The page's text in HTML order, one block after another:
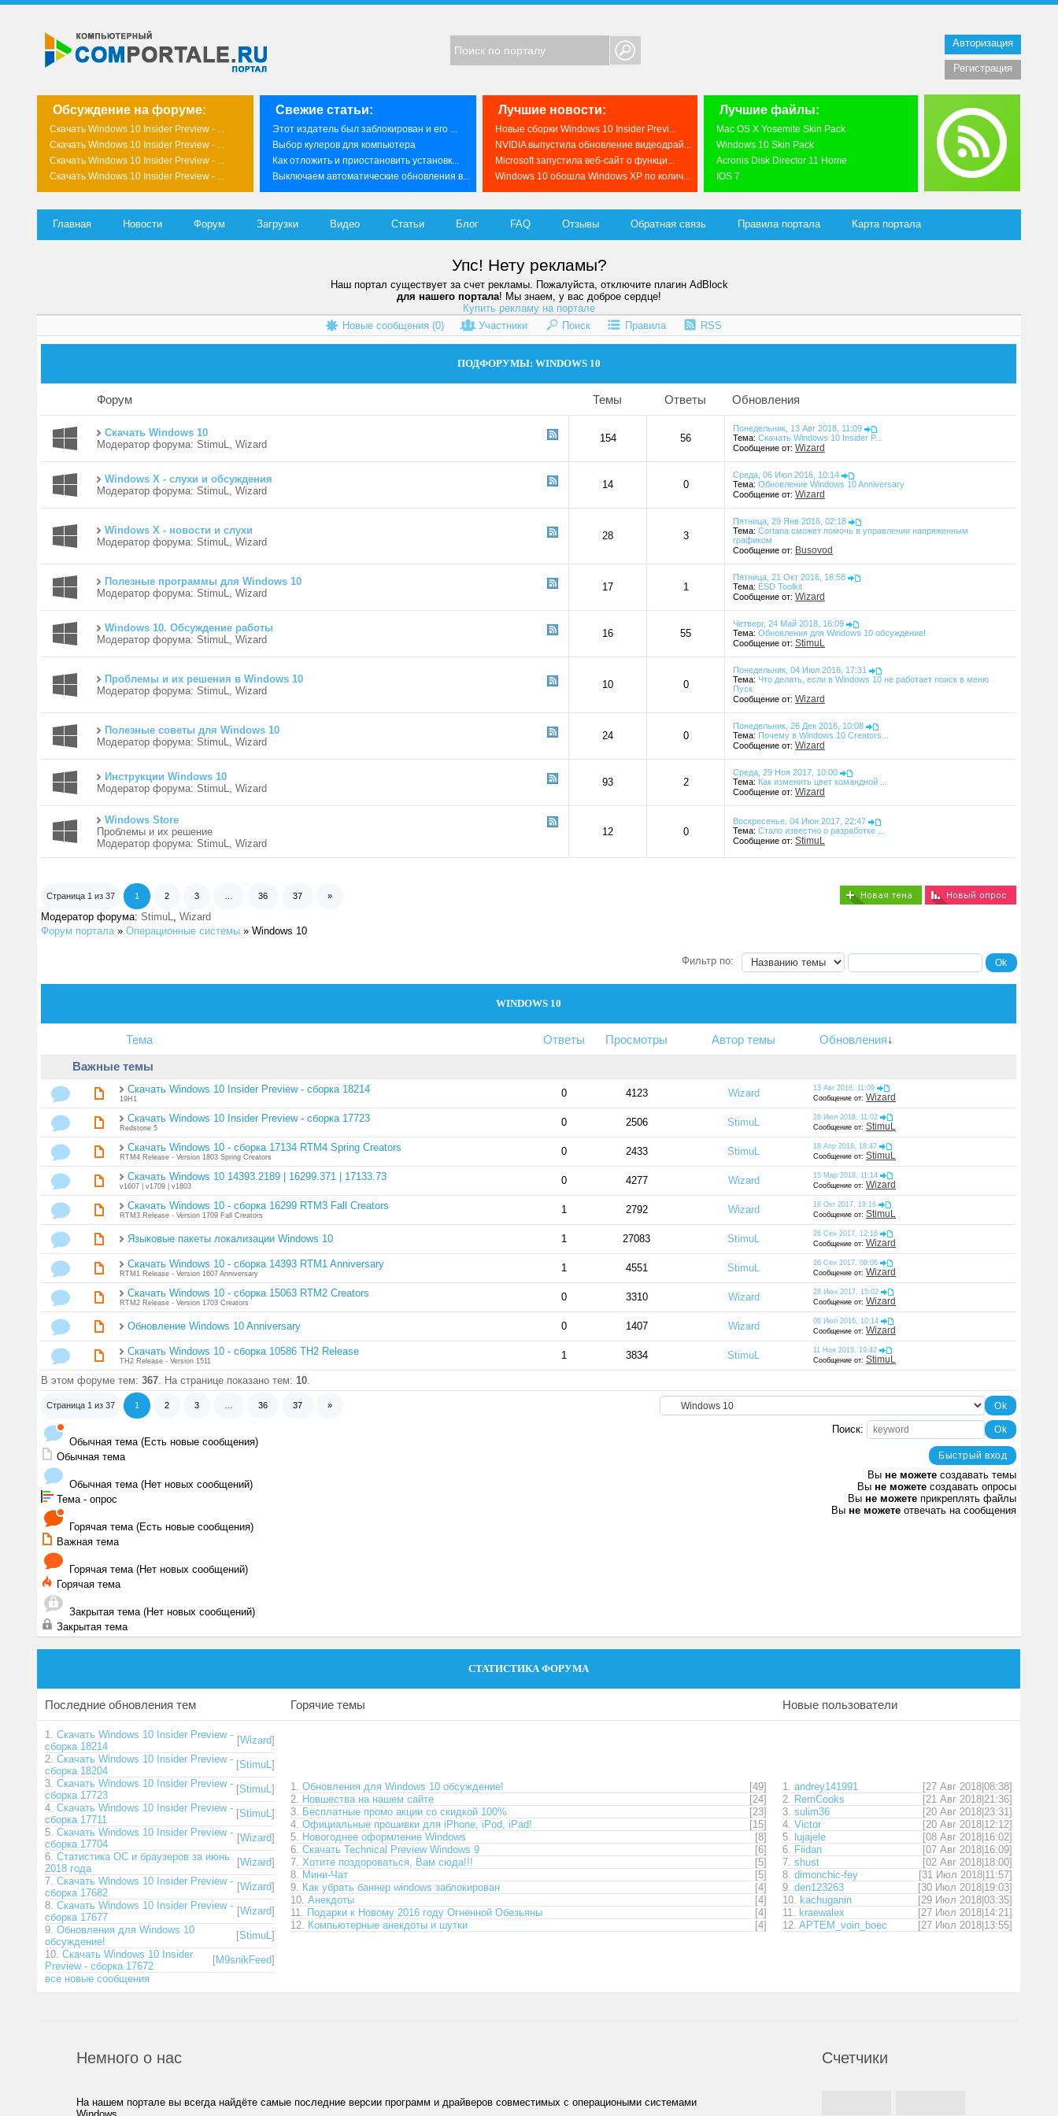
Авторизация
Регистрация
Обсуждение на форуме:
Скачать Windows 10 Insider Preview - ...
Скачать Windows 10 Insider Preview - ...
Скачать Windows 10 Insider Preview - ...
Скачать Windows 10 Insider Preview - ...
Свежие статьи:
Этот издатель был заблокирован и его ...
Выбор кулеров для компьютера
Как отложить и приостановить установк...
Выключаем автоматические обновления в...
Лучшие новости:
Новые сборки Windows 10 Insider Previ...
NVIDIA выпустила обновление видеодрай...
Microsoft запустила веб-сайт о функци...
Windows 10 обошла Windows XP по колич...
Лучшие файлы:
Mac OS X Yosemite Skin Pack
Windows 10 Skin Pack
Acronis Disk Director 11 Home
IOS 7
Главная Новости Форум Загрузки Видео Статьи Блог FAQ Отзывы Обратная связь Правила портала Карта портала
Упс! Нету рекламы?
Наш портал существует за счет рекламы. Пожалуйста, отключите плагин AdBlock
для нашего портала! Мы знаем, у вас доброе сердце!
Купить рекламу на портале
Новые сообщения (0) Участники Поиск Правила RSS
ПОДФОРУМЫ: WINDOWS 10
Форум Темы Ответы Обновления
Скачать Windows 10
Модератор форума:StimuL,Wizard
154 56
Понедельник, 13 Авг 2018, 11:09
Тема:Скачать Windows 10 Insider P...
Сообщение от:Wizard
Windows X - слухи и обсуждения
Модератор форума:StimuL,Wizard
14 0
Среда, 06 Июл 2016, 10:14
Тема:Обновление Windows 10 Anniversary
Сообщение от:Wizard
Windows X - новости и слухи
Модератор форума:StimuL,Wizard
28 3
Пятница, 29 Янв 2016, 02:18
Тема:Cortana сможет помочь в управлении напряженным
графиком
Сообщение от: Busovod
Полезные программы для Windows 10
Модератор форума:StimuL,Wizard
17 1
Пятница, 21 Окт 2016, 16:58
Тема: ESD Toolkit
Сообщение от:Wizard
Windows 10. Обсуждение работы
Модератор форума:StimuL,Wizard
16 55
Четверг, 24 Май 2018, 16:09
Тема:Обновления для Windows 10 обсуждение!
Сообщение от:StimuL
Проблемы и их решения в Windows 10
Модератор форума:StimuL,Wizard
10 0
Понедельник, 04 Июл 2016, 17:31
Тема: Что делать, если в Windows 10 не работает поиск в меню
Пуск
Сообщение от:Wizard
Полезные советы для Windows 10
Модератор форума:StimuL,Wizard
24 0
Понедельник, 26 Дек 2016, 10:08
Тема: Почему в Windows 10 Crеаtors...
Сообщение от:Wizard
Инструкции Windows 10
Модератор форума:StimuL,Wizard
93 2
Среда, 29 Ноя 2017, 10:00
Тема: Как изменить цвет командной ...
Сообщение от:Wizard
Windows Store
Проблемы и их решение
Модератор форума:StimuL,Wizard
12 0
Воскресенье, 04 Июн 2017, 22:47
Тема:Стало известно о разработке ...
Сообщение от:StimuL
Страница 1 из37 1 2 3 36 37 »
Модератор форума:StimuL,Wizard
Форум портала » Операционные системы » Windows 10
Фильтр по:
WINDOWS 10
Тема Ответы Просмотры Автор темы Обновления↓
Важные темы
Скачать Windows 10 Insider Preview - сборка 18214
19H1 0 4123 Wizard
13 Авг 2018, 11:09
Сообщение от:Wizard
Скачать Windows 10 Insider Preview - сборка 17723
Redstone 5 0 2506 StimuL
26 Июл 2018, 11:02
Сообщение от:StimuL
Скачать Windows 10 - сборка 17134 RTM4 Spring Creators
RTM4 Release - Version 1803 Spring Creators 0 2433 StimuL
18 Апр 2018, 18:47
Сообщение от:StimuL
Скачать Windows 10 14393.2189 | 16299.371 | 17133.73
v1607 | v1709 | v1803 0 4277 Wizard
15 Мар 2018, 11:14
Сообщение от:Wizard
Скачать Windows 10 - сборка 16299 RTM3 Fall Creators
RTM3 Release - Version 1709 Fall Creators 1 2792 Wizard
18 Окт 2017, 19:16
Сообщение от:StimuL
Языковые пакеты локализации Windows 10 1 27083 StimuL
26 Сен 2017, 12:16
Сообщение от:Wizard
Скачать Windows 10 - сборка 14393 RTM1 Anniversary
RTM1 Release - Version 1607 Anniversary 1 4551 StimuL
26 Сен 2017, 09:06
Сообщение от:Wizard
Скачать Windows 10 - сборка 15063 RTM2 Creators
RTM2 Release - Version 1703 Creators 0 3310 Wizard
28 Июн 2017, 15:02
Сообщение от:Wizard
Обновление Windows 10 Anniversary 0 1407 Wizard
06 Июл 2016, 10:14
Сообщение от:Wizard
Скачать Windows 10 - сборка 10586 TH2 Release
TH2 Release - Version 1511 1 3834 StimuL
11 Ноя 2015, 19:42
Сообщение от:StimuL
В этом форуме тем:367. На странице показано тем:10.
Страница 1 из37 1 2 3 36 37 »
Обычная тема (Есть новые сообщения)
Обычная тема
Обычная тема (Нет новых сообщений)
Тема - опрос
Горячая тема (Есть новые сообщения)
Важная тема
Горячая тема (Нет новых сообщений)
Горячая тема
Закрытая тема (Нет новых сообщений)
Закрытая тема
Поиск:
Выне можете создавать темы
Выне можете создавать опросы
Выне можете прикреплять файлы
Выне можете отвечать на сообщения
СТАТИСТИКА ФОРУМА
Последние обновления тем Горячие темы Новые пользователи
1.Скачать Windows 10 Insider Preview -
сборка 18214
[Wizard]
2.Скачать Windows 10 Insider Preview -
сборка 18204
[StimuL]
3.Скачать Windows 10 Insider Preview -
сборка 17723
[StimuL]
4.Скачать Windows 10 Insider Preview -
сборка 17711
[StimuL]
5.Скачать Windows 10 Insider Preview -
сборка 17704
[Wizard]
6.Статистика ОС и браузеров за июнь
2018 года
[Wizard]
7.Скачать Windows 10 Insider Preview -
сборка 17682
[Wizard]
8.Скачать Windows 10 Insider Preview -
сборка 17677
[Wizard]
9.Обновления для Windows 10
обсуждение!
[StimuL]
10.Скачать Windows 10 Insider
Preview - сборка 17672
[M9snikFeed]
все новые сообщения
1.Обновления для Windows 10 обсуждение!
[49]
2. Новшества на нашем сайте
[24]
3. Бесплатные промо акции со скидкой 100%
[23]
4.Официальные прошивки для iPhone, iPod, iPad!
[15]
5. Новогоднее оформление Windows
[8]
6.Скачать Technical Preview Windows 9
[6]
7.Хотите поздороваться, Вам сюда!!!
[5]
8. Мини-Чат
[5]
9. Как убрать баннер windows заблокирован
[4]
10.Анекдоты
[4]
11. Подарки к Новому 2016 году Огненной Обезьяны
[4]
12. Компьютерные анекдоты и шутки [4]
1.andrey141991
[27 Авг 2018|08:38]
2. RemCooks
[21 Авг 2018|21:36]
3.sulim36
[20 Авг 2018|23:31]
4.Victor
[20 Авг 2018|12:12]
5. lujajele
[08 Авг 2018|16:02]
6. Fiidan
[07 Авг 2018|16:09]
7.shust
[02 Авг 2018|18:00]
8.dimonchic-fey
[31 Июл 2018|11:57]
9.den123263
[30 Июл 2018|19:03]
10. kachuganin
[29 Июл 2018|03:35]
11. kraewalex
[27 Июл 2018|14:21]
12.APTEM_voin_boec [27 Июл 2018|13:55]
Немного о нас
На нашем портале вы всегда найдёте самые последние версии программ и драйверов совместимых с операциоными системами
Счетчики